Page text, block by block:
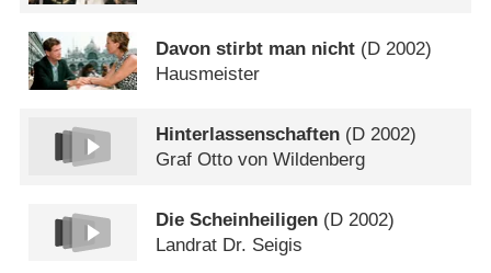
Davon stirbt man nicht (D 2002)
Hausmeister
Hinterlassenschaften (D 2002)
Graf Otto von Wildenberg
Die Scheinheiligen (D 2002)
Landrat Dr. Seigis